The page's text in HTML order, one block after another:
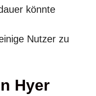
könnte
Nutzer zu
Hyer